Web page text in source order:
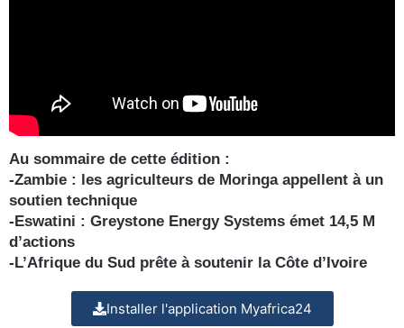
Au sommaire de cette édition :
-Zambie : les agriculteurs de Moringa appellent à un
soutien technique
-Eswatini : Greystone Energy Systems émet 14,5 M
d’actions
-L’Afrique du Sud prête à soutenir la Côte d’Ivoire
Installer l'application Myafrica24